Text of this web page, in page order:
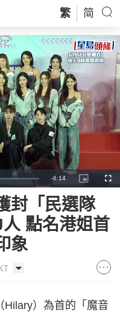
繁 简
Remaining
Time
-6:14
Picture-
in-
封「民選隊
點名港姐首
象
Hilary）為首的「魔音